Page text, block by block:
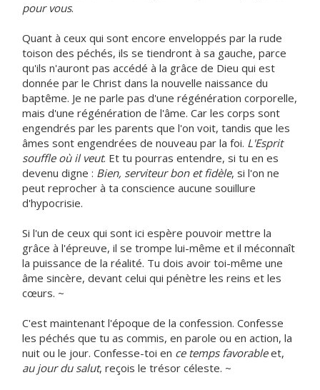
pour vous.
Quant à ceux qui sont encore enveloppés par la rude
toison des péchés, ils se tiendront à sa gauche, parce
qu'ils n'auront pas accédé à la grâce de Dieu qui est
donnée par le Christ dans la nouvelle naissance du
baptême. Je ne parle pas d'une régénération corporelle,
mais d'une régénération de l'âme. Car les corps sont
engendrés par les parents que l'on voit, tandis que les
âmes sont engendrées de nouveau par la foi. L'Esprit
souffle où il veut. Et tu pourras entendre, si tu en es
devenu digne : Bien, serviteur bon et fidèle, si l'on ne
peut reprocher à ta conscience aucune souillure
d'hypocrisie.
Si l'un de ceux qui sont ici espère pouvoir mettre la
grâce à l'épreuve, il se trompe lui-même et il méconnaît
la puissance de la réalité. Tu dois avoir toi-même une
âme sincère, devant celui qui pénètre les reins et les
cœurs. ~
C'est maintenant l'époque de la confession. Confesse
les péchés que tu as commis, en parole ou en action, la
nuit ou le jour. Confesse-toi en ce temps favorableet,
au jour du salut, reçois le trésor céleste. ~